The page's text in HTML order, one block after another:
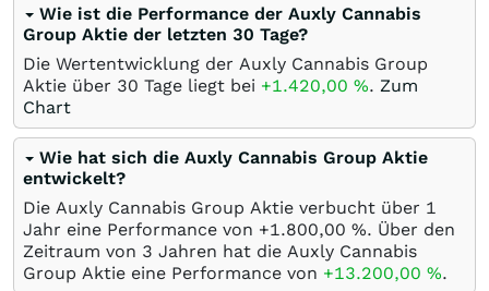
Wie ist die Performance der Auxly Cannabis
Group Aktie der letzten 30 Tage?
Die Wertentwicklung der Auxly Cannabis Group
Aktie über 30 Tage liegt bei +1.420,00 %. Zum
Chart
Wie hat sich die Auxly Cannabis Group Aktie
entwickelt?
Die Auxly Cannabis Group Aktie verbucht über 1
Jahr eine Performance von +1.800,00 %. Über den
Zeitraum von 3 Jahren hat die Auxly Cannabis
Group Aktie eine Performance von +13.200,00 %.